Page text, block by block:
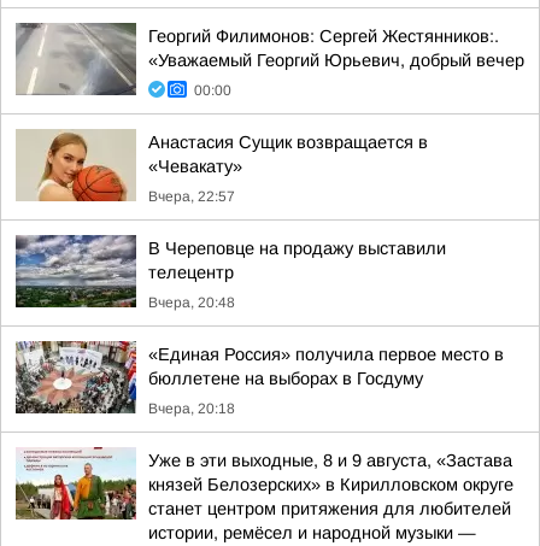
Георгий Филимонов: Сергей Жестянников:.
«Уважаемый Георгий Юрьевич, добрый вечер
00:00
Анастасия Сущик возвращается в
«Чевакату»
Вчера, 22:57
В Череповце на продажу выставили
телецентр
Вчера, 20:48
«Единая Россия» получила первое место в
бюллетене на выборах в Госдуму
Вчера, 20:18
Уже в эти выходные, 8 и 9 августа, «Застава
князей Белозерских» в Кирилловском округе
станет центром притяжения для любителей
истории, ремёсел и народной музыки —